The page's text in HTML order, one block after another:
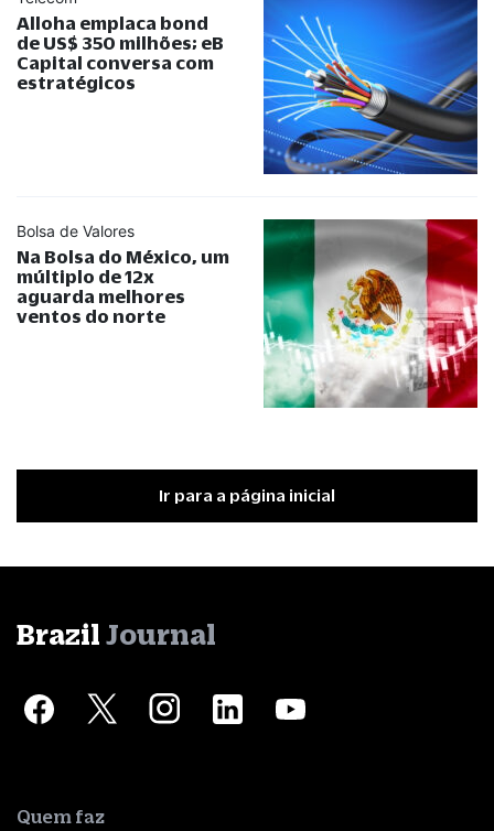
Alloha emplaca bond
de US$ 350 milhões; eB
Capital conversa com
estratégicos
Bolsa de Valores
Na Bolsa do México, um
múltiplo de 12x
aguarda melhores
ventos do norte
Ir para a página inicial
Brazil Journal
Quem faz